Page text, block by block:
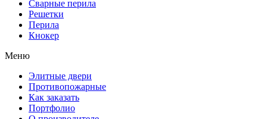
Сварные перила
Решетки
Перила
Кнокер
Меню
Элитные двери
Противопожарные
Как заказать
Портфолио